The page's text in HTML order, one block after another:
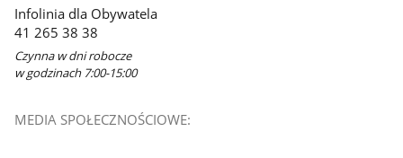
Infolinia dla Obywatela
41 265 38 38
Czynna w dni robocze
w godzinach 7:00-15:00
MEDIA SPOŁECZNOŚCIOWE: